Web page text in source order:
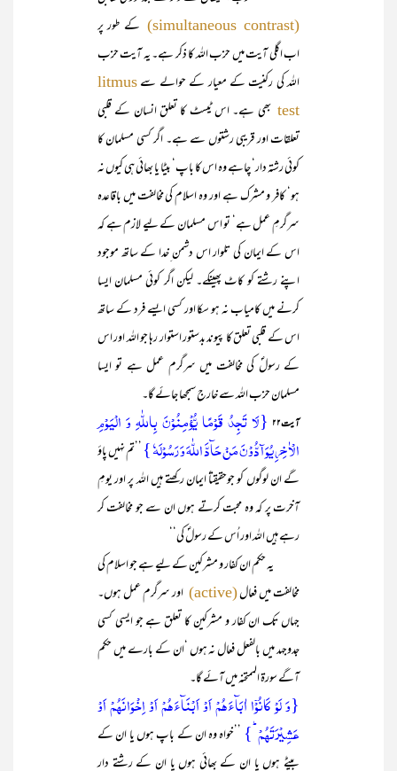
(simultaneous contrast)
کے طور پر
اب اگلی آیت میں حزب اللہ کا ذکر ہے۔ یہ آیت حزب
اللہ کی رکنیت کے معیار کے حوالے سےlitmus
test بھی ہے۔ اس ٹیسٹ کا تعلق انسان کے قلبی
تعلقات اور قریبی رشتوں سے ہے۔ اگر کسی مسلمان کا
کوئی رشتہ دار‘ چاہے وہ اس کا باپ‘ بیٹا یا بھائی ہی کیوں نہ
ہو‘ کافر و مشرک ہے اور وہ اسلام کی مخالفت میں باقاعدہ
سرگرمِ عمل ہے‘ تو اس مسلمان کے لیے لازم ہے کہ
اس کے ایمان کی تلوار اس دشمن ِخدا کے ساتھ موجود
اپنے رشتے کو کاٹ پھینکے۔ لیکن اگر کوئی مسلمان ایسا
کرنے میں کامیاب نہ ہو سکا اور کسی ایسے فرد کے ساتھ
اس کے قلبی تعلق کا پیوند بدستور استوار رہا جو اللہ اور اس
کے رسولؐ کی مخالفت میں سرگرم عمل ہے تو ایسا
مسلمان حزب اللہ سے خارج سمجھا جائے گا۔
آیت۲۲
{لَا تَجِدُ قَوۡمًا یُّؤۡمِنُوۡنَ بِاللّٰہِ وَ الۡیَوۡمِ
الۡاٰخِرِ یُوَآدُّوۡنَ مَنۡ حَآدَّ اللّٰہَ وَ رَسُوۡلَہٗ } ’’تم نہیں پاؤ
گے ان لوگوں کو جوحقیقتاً ایمان رکھتے ہیں اللہ پر اور یومِ
آخرت پر کہ وہ محبت کرتے ہوں ان سے جو مخالفت کر
رہے ہیں اللہ اور اُس کے رسولؐ کی‘‘
یہ حکم ان کفار و مشرکین کے لیے ہے جو اسلام کی
مخالفت میں فعال(active)
اور سرگرم عمل ہوں۔
جہاں تک ان کفار و مشرکین کا تعلق ہے جو ایسی کسی
جدوجہد میں بالفعل فعال نہ ہوں ‘ان کے بارے میں حکم
آگے سورۃ الممتحنہ میں آئے گا۔
{وَ لَوۡ کَانُوۡۤا اٰبَآءَہُمۡ اَوۡ اَبۡنَآءَہُمۡ اَوۡ اِخۡوَانَہُمۡ اَوۡ
عَشِیۡرَتَہُمۡ ؕ} ’’خواہ وہ ان کے باپ ہوں یا ان کے
بیٹے ہوں یا ان کے بھائی ہوں یا ان کے رشتے دار